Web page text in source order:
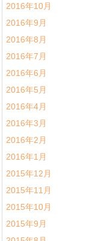
2016年10月
2016年9月
2016年8月
2016年7月
2016年6月
2016年5月
2016年4月
2016年3月
2016年2月
2016年1月
2015年12月
2015年11月
2015年10月
2015年9月